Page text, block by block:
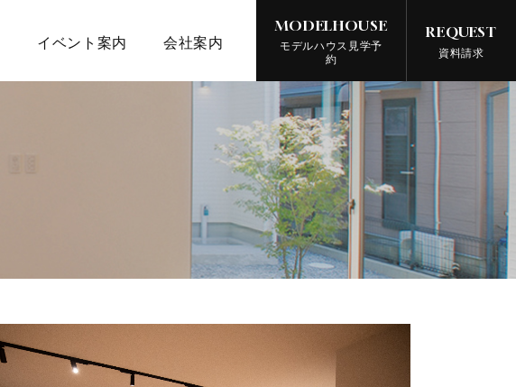
イベント案内 会社案内
MODELHOUSE
モデルハウス見学予
約
REQUEST
資料請求